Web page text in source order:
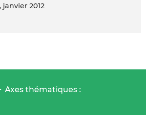
, janvier 2012
Axes thématiques :